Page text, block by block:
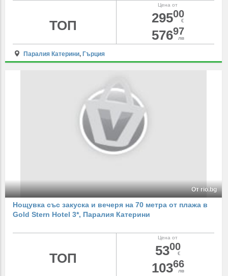
Цена от
29500
€
57697
лв
ТОП
Паралия Катерини, Гърция
От rio.bg
Нощувка със закуска и вечеря на 70 метра от плажа в
Gold Stern Hotel 3*, Паралия Катерини
Цена от
5300
€
10366
лв
ТОП